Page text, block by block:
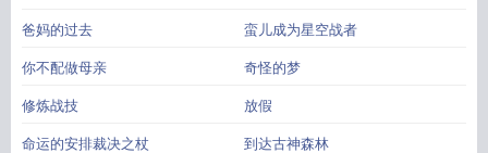
爸妈的过去 蛮儿成为星空战者
你不配做母亲 奇怪的梦
修炼战技 放假
命运的安排裁决之杖 到达古神森林